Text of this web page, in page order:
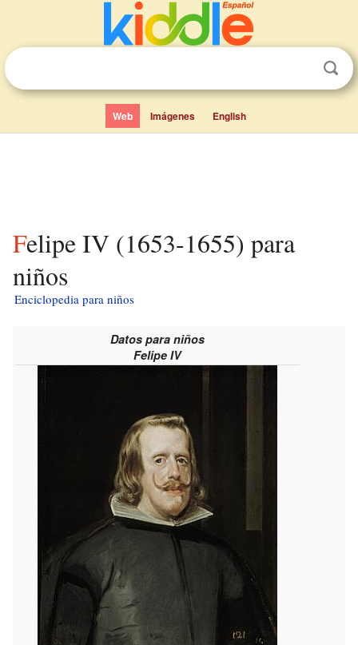
Web Imágenes English
Felipe IV (1653-1655) para
niños
Enciclopedia para niños
Datos para niños
Felipe IV